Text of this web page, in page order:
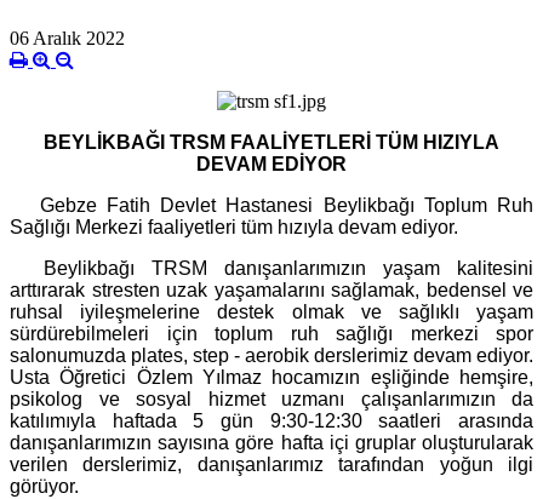
06 Aralık 2022
BEYLİKBAĞI TRSM FAALİYETLERİ TÜM HIZIYLA
DEVAM EDİYOR
Gebze Fatih Devlet Hastanesi Beylikbağı Toplum Ruh
Sağlığı Merkezi faaliyetleri tüm hızıyla devam ediyor.
Beylikbağı TRSM danışanlarımızın yaşam kalitesini
arttırarak stresten uzak yaşamalarını sağlamak, bedensel ve
ruhsal iyileşmelerine destek olmak ve sağlıklı yaşam
sürdürebilmeleri için toplum ruh sağlığı merkezi spor
salonumuzda plates, step - aerobik derslerimiz devam ediyor.
Usta Öğretici Özlem Yılmaz hocamızın eşliğinde hemşire,
psikolog ve sosyal hizmet uzmanı çalışanlarımızın da
katılımıyla haftada 5 gün 9:30-12:30 saatleri arasında
danışanlarımızın sayısına göre hafta içi gruplar oluşturularak
verilen derslerimiz, danışanlarımız tarafından yoğun ilgi
görüyor.